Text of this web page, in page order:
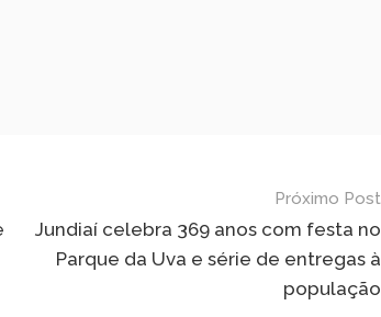
Próximo Post
Jundiaí celebra 369 anos com festa no
Parque da Uva e série de entregas à
população